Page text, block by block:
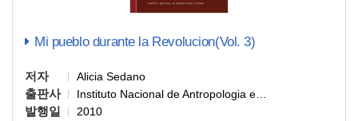
Mi pueblo durante la Revolucion(Vol. 3)
저자 Alicia Sedano
출판사 Instituto Nacional de Antropologia e…
발행일 2010